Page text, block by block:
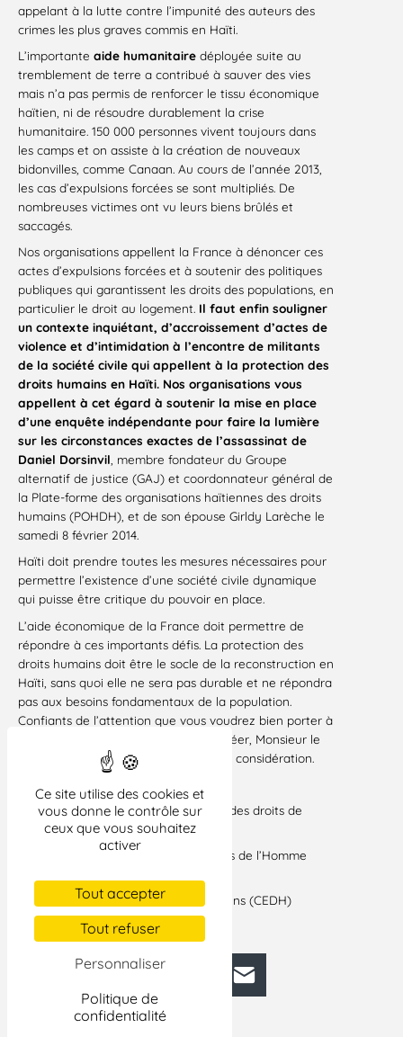
Ce site utilise des cookies et
vous donne le contrôle sur
ceux que vous souhaitez
activer
Tout accepter
Tout refuser
Personnaliser
Politique de
confidentialité
appelant à la lutte contre l’impunité des auteurs des
crimes les plus graves commis en Haïti.
L’importante aide humanitaire déployée suite au
tremblement de terre a contribué à sauver des vies
mais n’a pas permis de renforcer le tissu économique
haïtien, ni de résoudre durablement la crise
humanitaire. 150 000 personnes vivent toujours dans
les camps et on assiste à la création de nouveaux
bidonvilles, comme Canaan. Au cours de l’année 2013,
les cas d’expulsions forcées se sont multipliés. De
nombreuses victimes ont vu leurs biens brûlés et
saccagés.
Nos organisations appellent la France à dénoncer ces
actes d’expulsions forcées et à soutenir des politiques
publiques qui garantissent les droits des populations, en
particulier le droit au logement. Il faut enfin souligner
un contexte inquiétant, d’accroissement d’actes de
violence et d’intimidation à l’encontre de militants
de la société civile qui appellent à la protection des
droits humains en Haïti. Nos organisations vous
appellent à cet égard à soutenir la mise en place
d’une enquête indépendante pour faire la lumière
sur les circonstances exactes de l’assassinat de
Daniel Dorsinvil , membre fondateur du Groupe
alternatif de justice (GAJ) et coordonnateur général de
la Plate-forme des organisations haïtiennes des droits
humains (POHDH), et de son épouse Girldy Larèche le
samedi 8 février 2014.
Haïti doit prendre toutes les mesures nécessaires pour
permettre l’existence d’une société civile dynamique
qui puisse être critique du pouvoir en place.
L’aide économique de la France doit permettre de
répondre à ces importants défis. La protection des
droits humains doit être le socle de la reconstruction en
Haïti, sans quoi elle ne sera pas durable et ne répondra
pas aux besoins fondamentaux de la population.
Confiants de l’attention que vous voudrez bien porter à
notre requête, nous vous prions d’agréer, Monsieur le
Président, l’expression de notre haute considération.
Fédération internationale des Ligues des droits de
l’Homme (FIDH)
Réseau national de défense des droits de l’Homme
Centre œcuménique des droits humains (CEDH)
Ligue des droits de l’Homme (LDH)
Facebook
BlueskyMastodonLinkedIn